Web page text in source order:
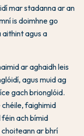
mar stadanna ar an
is doimhne go
aithint agus a
ar aghaidh leis
agus muid ag
gach brionglóid.
chéile, faighimid
ach bímid
ar bhrí